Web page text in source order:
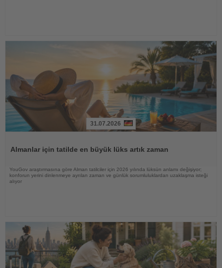
31.07.2026
Almanlar için tatilde en büyük lüks artık zaman
YouGov araştırmasına göre Alman tatilciler için 2026 yılında lüksün anlamı değişiyor;
konforun yerini dinlenmeye ayrılan zaman ve günlük sorumluluklardan uzaklaşma isteği
alıyor